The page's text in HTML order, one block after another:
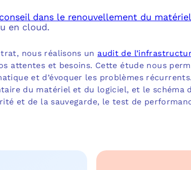
dans le renouvellement du matériel
en cloud.
nous réalisons un audit de
attentes et besoins. Cette étude nous
et d’évoquer les problèmes
du matériel et du logiciel, et le schéma
et de la sauvegarde, le test de